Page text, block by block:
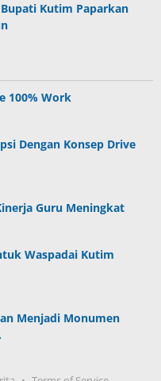
Bupati Kutim Paparkan
100% Work
Dengan Konsep Drive
Guru Meningkat
Waspadai Kutim
Menjadi Monumen